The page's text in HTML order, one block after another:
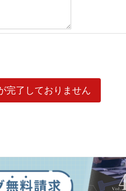
完了しておりません